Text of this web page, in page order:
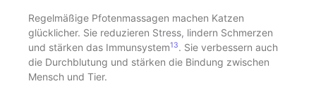
Regelmäßige Pfotenmassagen machen Katzen
glücklicher. Sie reduzieren Stress, lindern Schmerzen
und stärken das Immunsystem13. Sie verbessern auch
die Durchblutung und stärken die Bindung zwischen
Mensch und Tier.